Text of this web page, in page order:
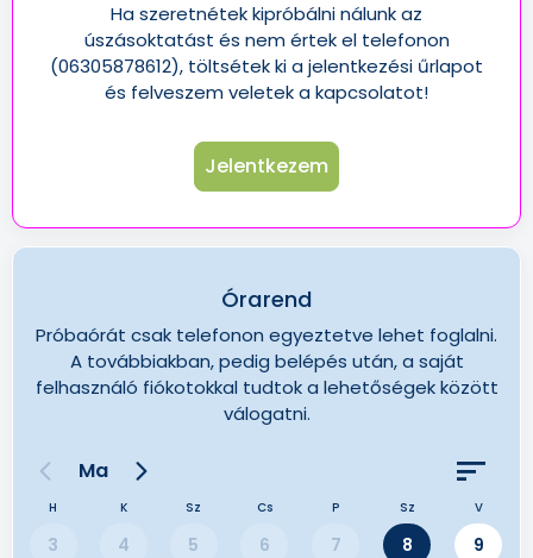
Ha szeretnétek kipróbálni nálunk az
úszásoktatást és nem értek el telefonon
(06305878612), töltsétek ki a jelentkezési űrlapot
és felveszem veletek a kapcsolatot!
Jelentkezem
Órarend
Próbaórát csak telefonon egyeztetve lehet foglalni.
A továbbiakban, pedig belépés után, a saját
felhasználó fiókotokkal tudtok a lehetőségek között
válogatni.
Ma
H K Sz Cs P Sz V
3 4 5 6 7 8 9